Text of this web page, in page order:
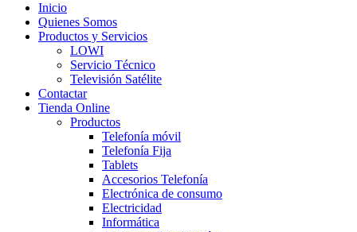
Inicio
Quienes Somos
Productos y Servicios
LOWI
Servicio Técnico
Televisión Satélite
Contactar
Tienda Online
Productos
Telefonía móvil
Telefonía Fija
Tablets
Accesorios Telefonía
Electrónica de consumo
Electricidad
Informática